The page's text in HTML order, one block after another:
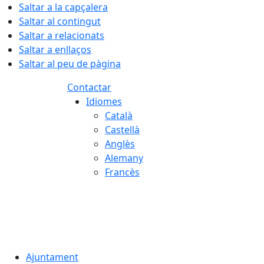
Saltar a la capçalera
Saltar al contingut
Saltar a relacionats
Saltar a enllaços
Saltar al peu de pàgina
Contactar
Idiomes
Català
Castellà
Anglès
Alemany
Francès
Ajuntament